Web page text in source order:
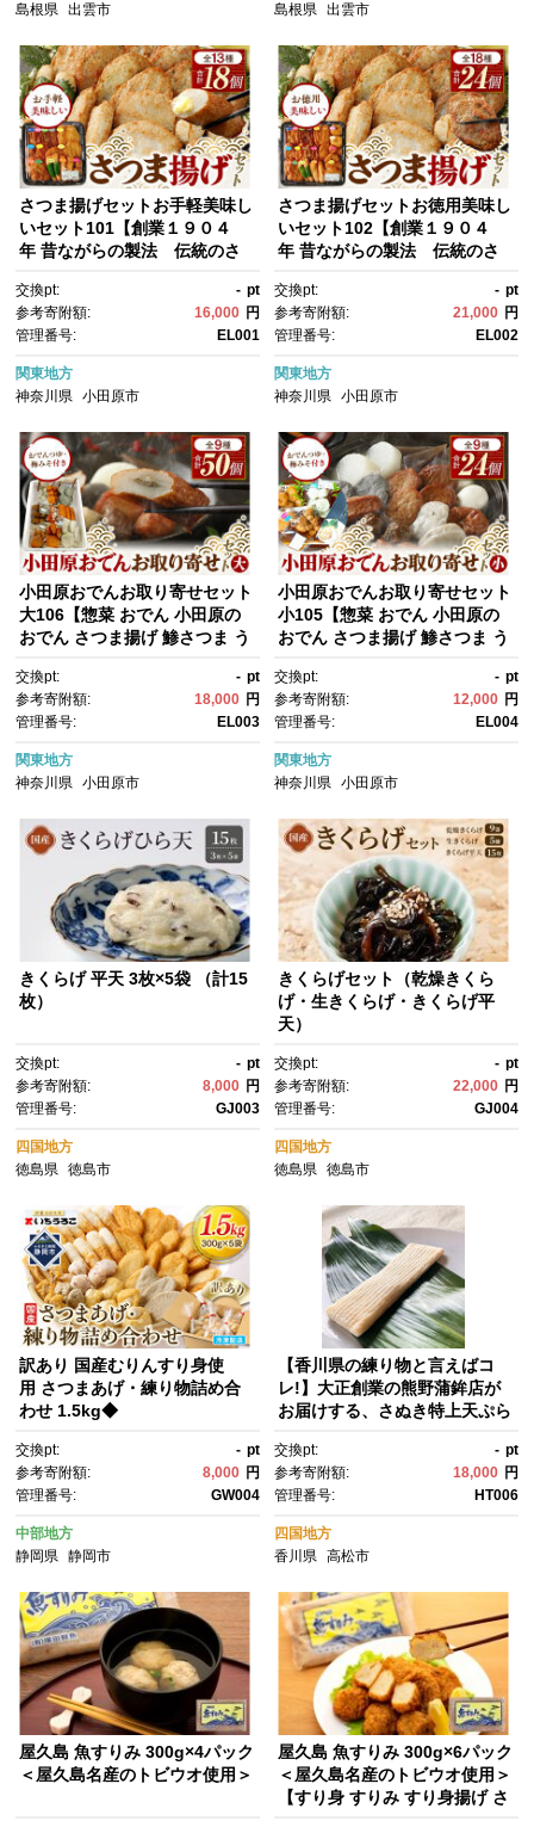
島根県
出雲市
島根県 出雲市
さつま揚げセットお手軽美味し
いセット101【創業１９０４
年 昔ながらの製法 伝統のさ
人のこだわり 伝統製法 上質な
すり身 小田原の特産品 小田原
名物 おいしいさつま揚げ 神奈
川県 小田原市 】
交換pt: - pt
参考寄附額:
16,000 円
管理番号:
EL001
関東地方
神奈川県
小田原市
さつま揚げセットお徳用美味し
いセット102【創業１９０４
年 昔ながらの製法 伝統のさ
人のこだわり 伝統製法 上質な
すり身 小田原の特産品 小田原
名物 おいしいさつま揚げ 神奈
川県 小田原市 】
交換pt: - pt
参考寄附額:
21,000 円
管理番号:
EL002
関東地方
神奈川県 小田原市
小田原おでんお取り寄せセット
大106【惣菜 おでん 小田原の
おでん さつま揚げ 鯵さつま う
じょ いわしの黒はんぺん ごぼ
う巻き いわし昆布ボール おで
んつゆ 梅みそ 神奈川県 小田原
市 】
交換pt: - pt
参考寄附額:
18,000 円
管理番号:
EL003
関東地方
神奈川県
小田原市
小田原おでんお取り寄せセット
小105【惣菜 おでん 小田原の
おでん さつま揚げ 鯵さつま う
じょ いわしの黒はんぺん ごぼ
う巻き いわし昆布ボール おで
んつゆ 梅みそ 神奈川県 小田原
市 】
交換pt: - pt
参考寄附額:
12,000 円
管理番号:
EL004
関東地方
神奈川県 小田原市
きくらげ 平天 3枚×5袋 （計15
枚）
交換pt: - pt
参考寄附額:
8,000 円
管理番号:
GJ003
四国地方
徳島県
徳島市
きくらげセット（乾燥きくら
げ・生きくらげ・きくらげ平
天）
交換pt: - pt
参考寄附額:
22,000 円
管理番号:
GJ004
四国地方
徳島県 徳島市
訳あり 国産むりんすり身使
用 さつまあげ・練り物詰め合
わせ 1.5kg◆
交換pt: - pt
参考寄附額:
8,000 円
管理番号:
GW004
中部地方
静岡県
静岡市
【香川県の練り物と言えばコ
レ!】大正創業の熊野蒲鉾店が
お届けする、さぬき特上天ぷら
交換pt: - pt
参考寄附額:
18,000 円
管理番号:
HT006
四国地方
香川県 高松市
屋久島 魚すりみ 300g×4パック
＜屋久島名産のトビウオ使用＞
屋久島 魚すりみ 300g×6パック
＜屋久島名産のトビウオ使用＞
【すり身 すりみ すり身揚げ さ